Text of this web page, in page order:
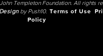
Templeton Foundation. All rights
by Push10. Terms of Use
Policy